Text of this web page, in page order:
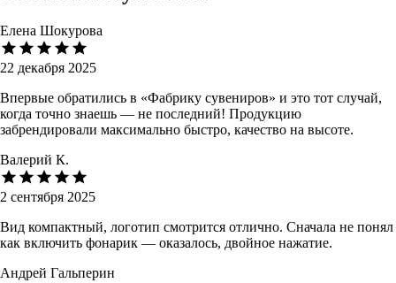
Елена Шокурова
22 декабря 2025
Впервые обратились в «Фабрику сувениров» и это тот случай,
когда точно знаешь — не последний! Продукцию
забрендировали максимально быстро, качество на высоте.
Валерий К.
2 сентября 2025
Вид компактный, логотип смотрится отлично. Сначала не понял
как включить фонарик — оказалось, двойное нажатие.
Андрей Гальперин